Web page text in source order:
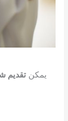
يمكن